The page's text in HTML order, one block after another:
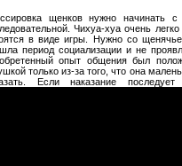
щенков нужно начинать
Чихуа-хуа очень
в виде игры. Нужно со
период социализации и не
опыт общения был
только из-за того, что она
Если наказание